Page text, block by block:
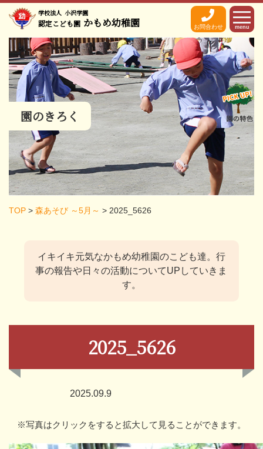
学校法人 小沢学園
認定こども園 かもめ幼稚園 お問合わせ menu
園のきろく
TOP > 森あそび ～5月～ > 2025_5626
イキイキ元気なかもめ幼稚園のこども達。 行
事の報告や日々の活動についてUPしていきま
す。
2025_5626
2025.09.9
※写真はクリックをすると拡大して見ることができます。